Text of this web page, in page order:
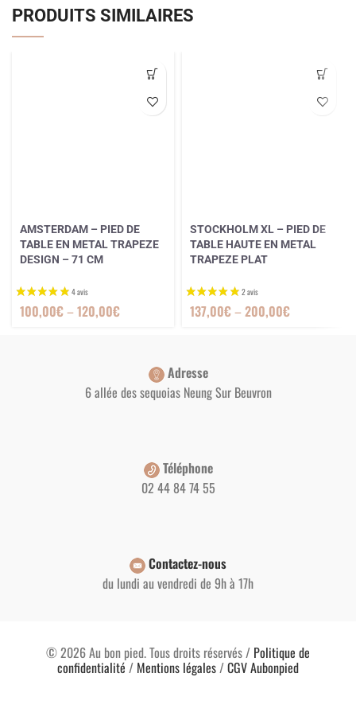
PRODUITS SIMILAIRES
AMSTERDAM – PIED DE
TABLE EN METAL TRAPEZE
DESIGN – 71 CM
100,00€–120,00€
STOCKHOLM XL – PIED DE
TABLE HAUTE EN METAL
TRAPEZE PLAT
137,00€–200,00€
Adresse
6 allée des sequoias Neung Sur Beuvron
Téléphone
02 44 84 74 55
Contactez-nous
du lundi au vendredi de 9h à 17h
© 2026 Au bon pied. Tous droits réservés / Politique de
confidentialité / Mentions légales/CGV Aubonpied